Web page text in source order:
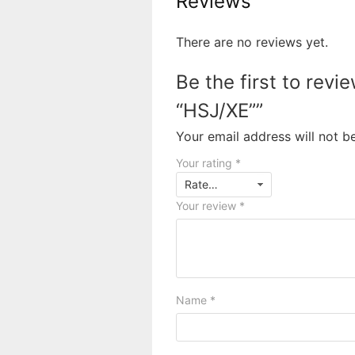
There are no reviews yet.
Be the first to
“HSJ/XE””
Your email address will not
Your rating *
Your review *
Name *